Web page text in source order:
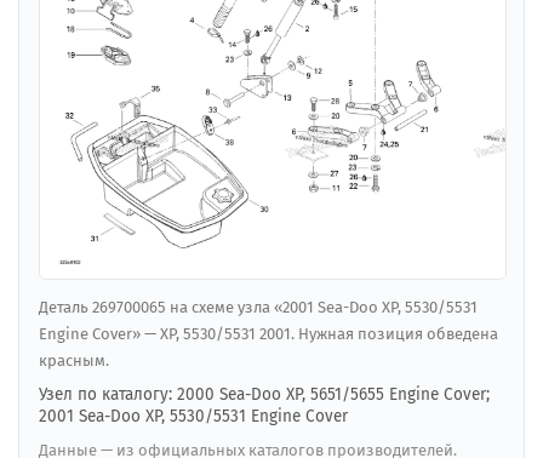
Деталь 269700065 на схеме узла «2001 Sea-Doo XP, 5530/5531
Engine Cover» — XP, 5530/5531 2001. Нужная позиция обведена
красным.
Узел по каталогу: 2000 Sea-Doo XP, 5651/5655 Engine Cover;
2001 Sea-Doo XP, 5530/5531 Engine Cover
Данные — из официальных каталогов производителей.